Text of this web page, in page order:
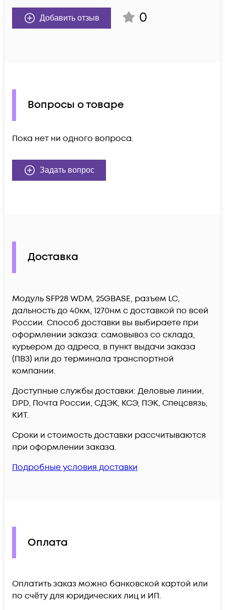
Добавить отзыв 0
Вопросы о товаре
Пока нет ни одного вопроса.
Задать вопрос
Доставка
Модуль SFP28 WDM, 25GBASE, разъем LC,
дальность до 40км, 1270нм c доставкой по всей
России. Способ доставки вы выбираете при
оформлении заказа: самовывоз со склада,
курьером до адреса, в пункт выдачи заказа
(ПВЗ) или до терминала транспортной
компании.
Доступные службы доставки: Деловые линии,
DPD, Почта России, СДЭК, КСЭ, ПЭК, Спецсвязь,
КИТ.
Сроки и стоимость доставки рассчитываются
при оформлении заказа.
Подробные условия доставки
Оплата
Оплатить заказ можно банковской картой или
по счёту для юридических лиц и ИП.